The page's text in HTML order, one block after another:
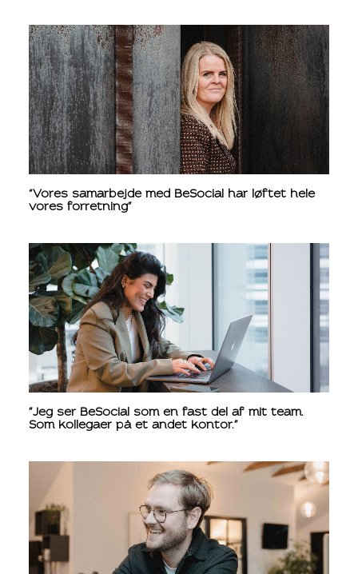
“Vores samarbejde med BeSocial har løftet hele
vores forretning"
"Jeg ser BeSocial som en fast del af mit team.
Som kollegaer på et andet kontor."